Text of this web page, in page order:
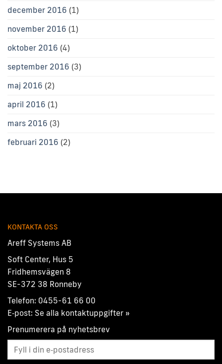
december 2016 (1)
november 2016 (1)
oktober 2016 (4)
september 2016 (3)
maj 2016 (2)
april 2016 (1)
mars 2016 (3)
februari 2016 (2)
KONTAKTA OSS
Areff Systems AB
Soft Center, Hus 5
Fridhemsvägen 8
SE-372 38 Ronneby
Telefon: 0455-61 66 00
E‑post: Se alla kontaktuppgifter »
Prenumerera på nyhetsbrev